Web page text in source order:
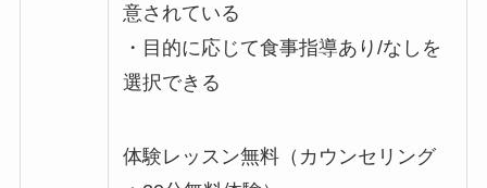
意されている
・目的に応じて食事指導あり/なしを
選択できる
体験レッスン無料（カウンセリング